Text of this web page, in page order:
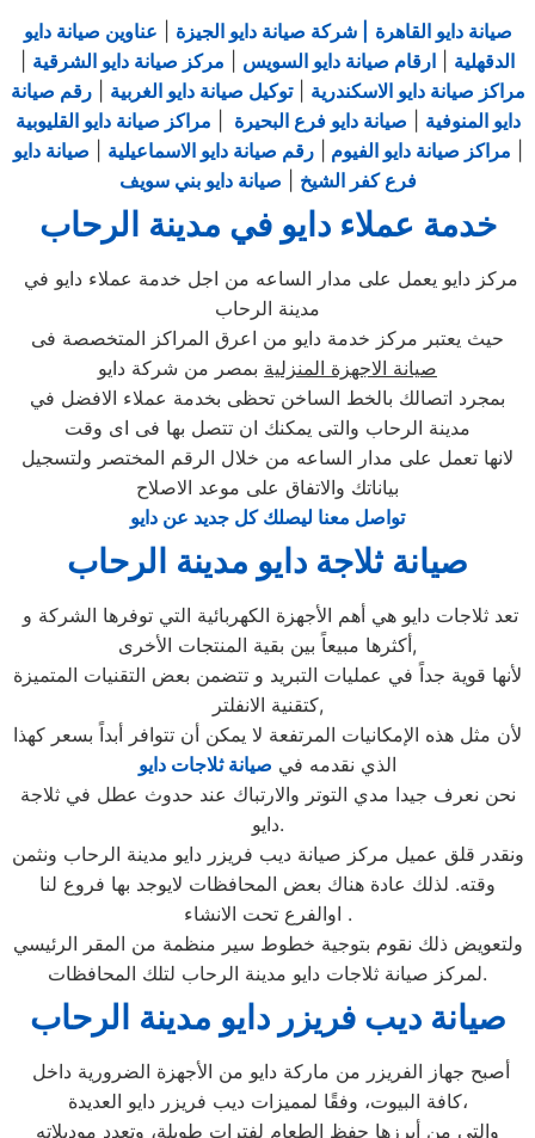
صيانة دايو القاهرة | شركة صيانة دايو الجيزة
عناوين صيانة دايو
الدقهلية
ارقام صيانة دايو السويس مركز صيانة دايو الشرقية
مراكز صيانة دايو الاسكندرية |توكيل صيانة دايو الغربية |رقم صيانة
دايو المنوفية
صيانة دايو فرع البحيرة
مراكز صيانة دايو القليوبية
مراكز صيانة دايو الفيوم |رقم صيانة دايو الاسماعيلية
صيانة دايو
فرع كفر الشيخ
صيانة دايو بني سويف
خدمة عملاء دايو في مدينة الرحاب
مدينة الرحاب
حيث يعتبر مركز خدمة دايو من اعرق المراكز المتخصصة فى
صيانة الاجهزة المنزلية بمصر من شركة دايو
بمجرد اتصالك بالخط الساخن تحظى بخدمة عملاء الافضل في
مدينة الرحاب والتى يمكنك ان تتصل بها فى اى وقت
لانها تعمل على مدار الساعه من خلال الرقم المختصر ولتسجيل
بياناتك والاتفاق على موعد الاصلاح
تواصل معنا ليصلك كل جديد عن دايو
صيانة ثلاجة دايو مدينة الرحاب
أكثرها مبيعاً بين بقية المنتجات الأخرى,
لأنها قوية جداً في عمليات التبريد و تتضمن بعض التقنيات المتميزة
كتقنية الانفلتر,
لأن مثل هذه الإمكانيات المرتفعة لا يمكن أن تتوافر أبداً بسعر كهذا
الذي نقدمه في صيانة ثلاجات دايو
نحن نعرف جيدا مدي التوتر والارتباك عند حدوث عطل في ثلاجة
دايو.
ونقدر قلق عميل مركز صيانة ديب فريزر دايو مدينة الرحاب ونثمن
وقته. لذلك عادة هناك بعض المحافظات لايوجد بها فروع لنا
اوالفرع تحت الانشاء .
ولتعويض ذلك نقوم بتوجية خطوط سير منظمة من المقر الرئيسي
لمركز صيانة ثلاجات دايو مدينة الرحاب لتلك المحافظات.
صيانة ديب فريزر دايو مدينة الرحاب
كافة البيوت، وفقًا لمميزات ديب فريزر دايو العديدة،
والتي من أبرزها حفظ الطعام لفترات طويلة، وتعدد موديلاته